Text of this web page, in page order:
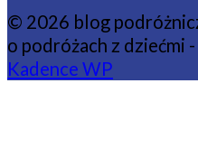
© 2026 blog
o podróżach z dziećmi
Kadence WP